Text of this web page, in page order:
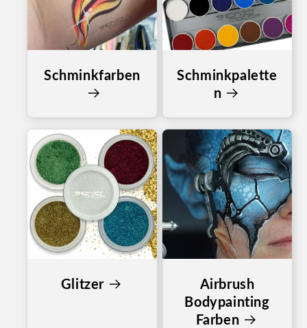
Schminkfarben
Schminkpalette
n
Glitzer
Airbrush
Bodypainting
Farben